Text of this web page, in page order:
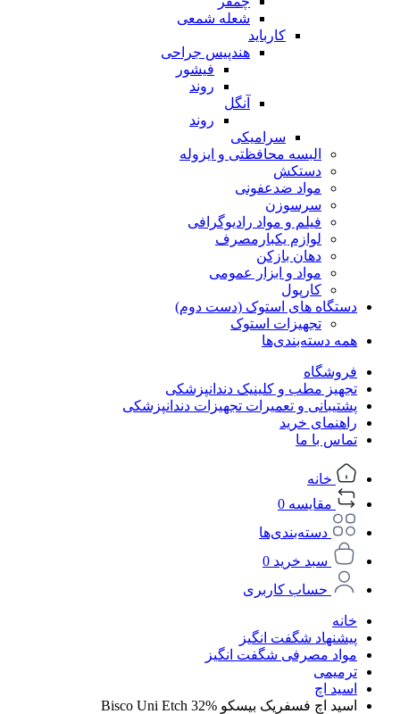
شعله شمعی
کارباید
هندپیس جراحی
فیشور
روند
آنگل
روند
سرامیکی
البسه محافظتی و ایزوله
دستکش
مواد ضدعفونی
سرسوزن
فیلم و مواد رادیوگرافی
لوازم یکبارمصرف
دهان بازکن
مواد و ابزار عمومی
کارپول
دستگاه های استوک (دست دوم)
تجهیزات استوک
همه دسته‌بندی‌ها
فروشگاه
تجهیز مطب و کلینیک دندانپزشکی
پشتیبانی و تعمیرات تجهیزات دندانپزشکی
راهنمای خرید
تماس با ما
خانه
مقایسه 0
دسته‌بندی‌ها
سبد خرید 0
حساب کاربری
خانه
پیشنهاد شگفت انگیز
مواد مصرفی شگفت انگیز
ترمیمی
اسید اچ
اسید اچ فسفریک بیسکو Bisco Uni Etch 32%